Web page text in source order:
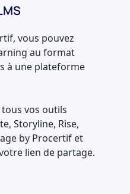
vous pouvez
au format
à une plateforme
vos outils
Storyline, Rise,
by Procertif et
lien de partage.